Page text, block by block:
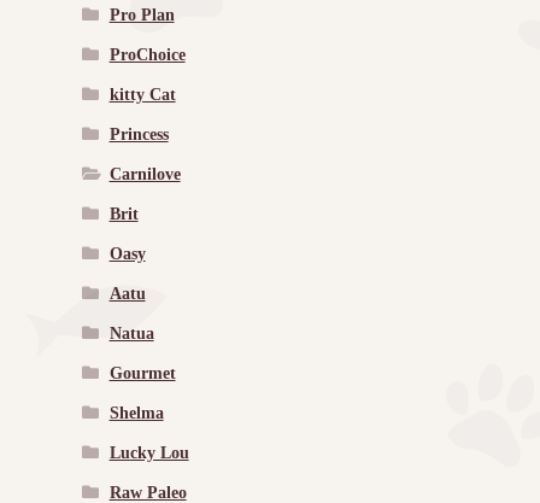
Pro Plan
ProChoice
kitty Cat
Princess
Carnilove
Brit
Oasy
Aatu
Natua
Gourmet
Shelma
Lucky Lou
Raw Paleo